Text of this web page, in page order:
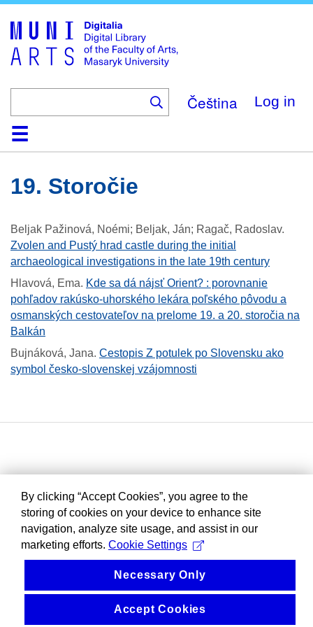
main
content
Čeština Log in
HomeCollections
Browse
Search
About
HelpContactDigitalia
19. Storočie
Beljak Pažinová, Noémi; Beljak, Ján; Ragač, Radoslav.
Zvolen and Pustý hrad castle during the initial
archaeological investigations in the late 19th century
Hlavová, Ema. Kde sa dá nájsť Orient? : porovnanie
pohľadov rakúsko-uhorského lekára poľského pôvodu a
osmanských cestovateľov na prelome 19. a 20. storočia na
Balkán
Bujnáková, Jana. Cestopis Z potulek po Slovensku ako
symbol česko-slovenskej vzájomnosti
By clicking “Accept Cookies”, you agree to the
storing of cookies on your device to enhance site
navigation, analyze site usage, and assist in our
marketing efforts. Cookie Settings
Necessary Only
Accept Cookies